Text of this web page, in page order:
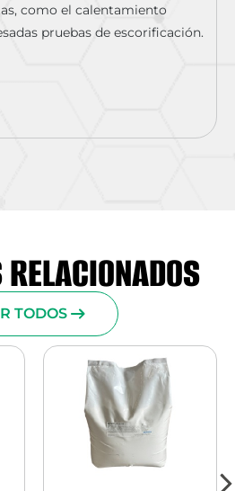
como el calentamiento
pruebas de escorificación.
TODOS